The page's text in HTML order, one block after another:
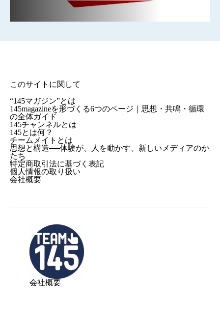
このサイトに関して
“145マガジン”とは
145magazineを形づくる6つのページ｜思想・共鳴・循環
の全体ガイド
145チャンネルとは
145とは何？
チームメイトとは
思想と構造──体験が、人を動かす、新しいメディアのか
たち
特定商取引法に基づく表記
個人情報の取り扱い
会社概要
会社概要